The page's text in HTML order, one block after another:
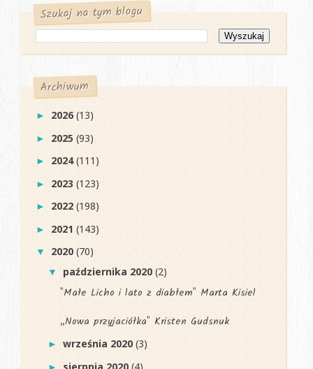
Szukaj na tym blogu
Archiwum
► 2026(13)
► 2025(93)
► 2024(111)
► 2023(123)
► 2022(198)
► 2021(143)
▼ 2020(70)
▼ października 2020(2)
"Małe Licho i lato z diabłem" Marta Kisiel
„Nowa przyjaciółka" Kristen Gudsnuk
►września 2020(3)
►